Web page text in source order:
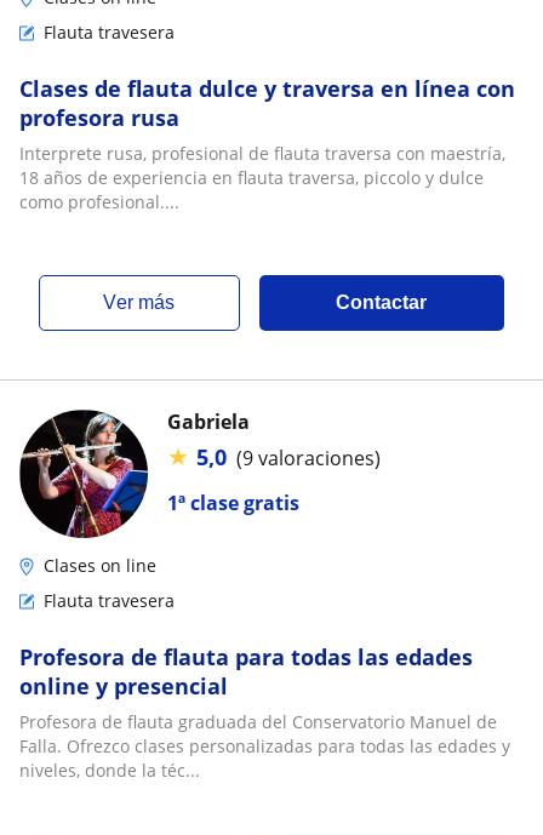
Flauta travesera
Clases de flauta dulce y traversa en línea con
profesora rusa
Interprete rusa, profesional de flauta traversa con maestría,
18 años de experiencia en flauta traversa, piccolo y dulce
como profesional....
ver más Contactar
1ª clase gratis
Gabriela
★ 5,0 (9 valoraciones)
Clases on line
Flauta travesera
Profesora de flauta para todas las edades
online y presencial
Profesora de flauta graduada del Conservatorio Manuel de
Falla. Ofrezco clases personalizadas para todas las edades y
niveles, donde la téc...